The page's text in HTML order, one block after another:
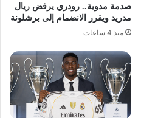
صدمة مدوية.. رودري يرفض ريال
مدريد ويقرر الانضمام إلى برشلونة
منذ 4 ساعات